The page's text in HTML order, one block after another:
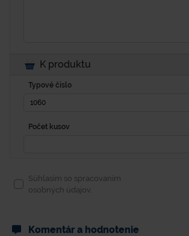
K produktu
Typové číslo
Počet kusov
Súhlasím so spracovaním
osobných údajov.
Komentár a hodnotenie